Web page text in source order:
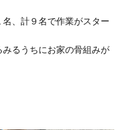
、計９名で作業がスター
るうちにお家の骨組みが